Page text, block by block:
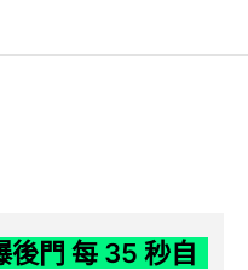
門 每 35 秒自